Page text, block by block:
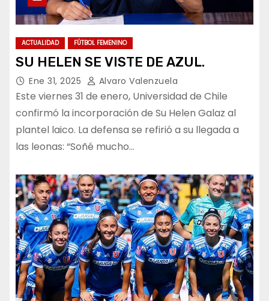
ACTUALIDAD FÚTBOL FEMENINO
SU HELEN SE VISTE DE AZUL.
Ene 31, 2025 Alvaro Valenzuela
Este viernes 31 de enero, Universidad de Chile
confirmó la incorporación de Su Helen Galaz al
plantel laico. La defensa se refirió a su llegada a
las leonas: “Soñé mucho…